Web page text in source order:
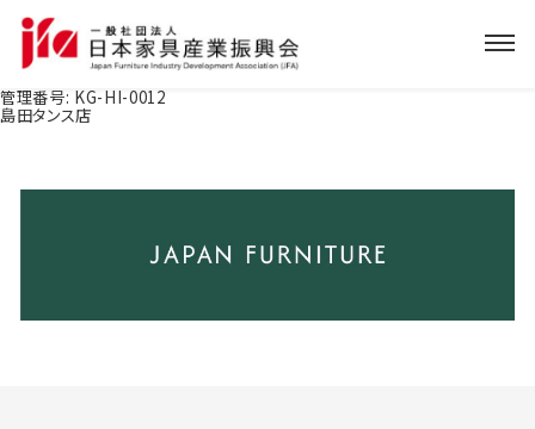
管理番号: KG-HI-0012
島田タンス店